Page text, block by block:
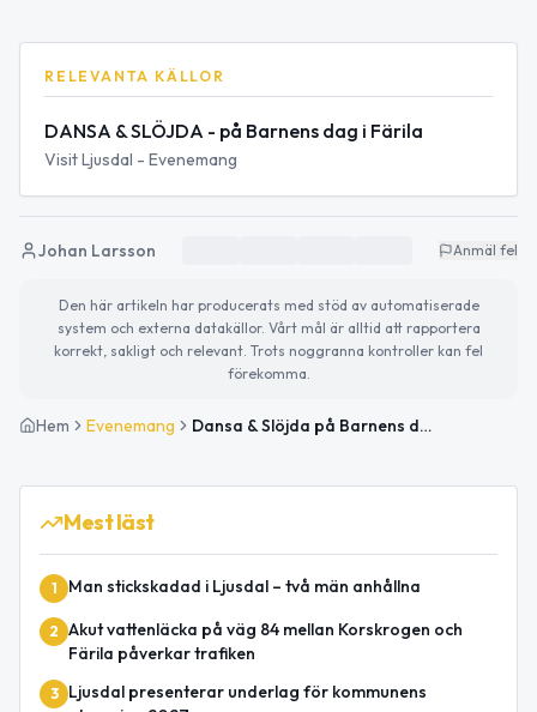
RELEVANTA KÄLLOR
DANSA & SLÖJDA - på Barnens dag i Färila
Visit Ljusdal - Evenemang
Johan Larsson Anmäl fel
Den här artikeln har producerats med stöd av automatiserade
system och externa datakällor. Vårt mål är alltid att rapportera
korrekt, sakligt och relevant. Trots noggranna kontroller kan fel
förekomma.
Hem Evenemang Dansa & Slöjda på Barnens dag i Färila
Mest läst
1 Man stickskadad i Ljusdal – två män anhållna
2 Akut vattenläcka på väg 84 mellan Korskrogen och
Färila påverkar trafiken
3
Ljusdal presenterar underlag för kommunens